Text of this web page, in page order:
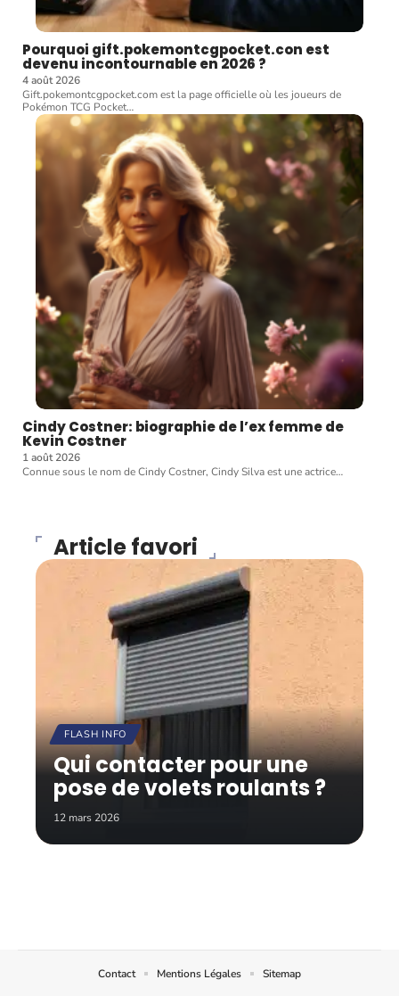
Pourquoi gift.pokemontcgpocket.con est
devenu incontournable en 2026 ?
4 août 2026
Gift.pokemontcgpocket.com est la page officielle où les joueurs de
Pokémon TCG Pocket…
Cindy Costner: biographie de l’ex femme de
Kevin Costner
1 août 2026
Connue sous le nom de Cindy Costner, Cindy Silva est une actrice…
Article favori
FLASH INFO
Qui contacter pour une
pose de volets roulants ?
12 mars 2026
Contact Mentions Légales Sitemap